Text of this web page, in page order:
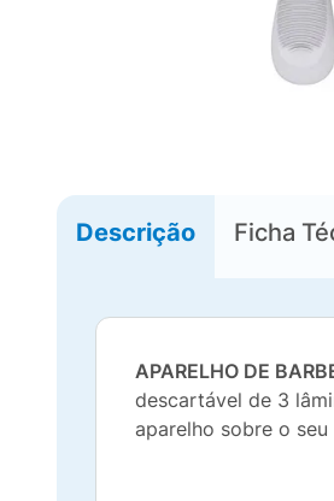
Descrição Ficha
APARELHO DE
descartável de 3
aparelho sobre o seu